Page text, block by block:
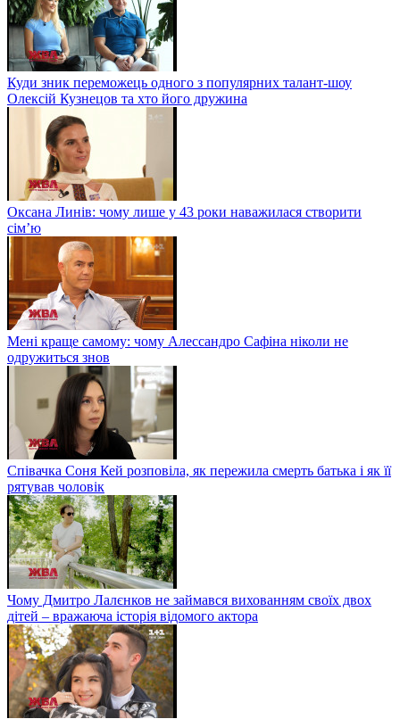
Куди зник переможець одного з популярних талант-шоу
Олексій Кузнецов та хто його дружина
Оксана Линів: чому лише у 43 роки наважилася створити
сім’ю
Мені краще самому: чому Алессандро Сафіна ніколи не
одружиться знов
Співачка Соня Кей розповіла, як пережила смерть батька і як її
рятував чоловік
Чому Дмитро Лалєнков не займався вихованням своїх двох
дітей – вражаюча історія відомого актора